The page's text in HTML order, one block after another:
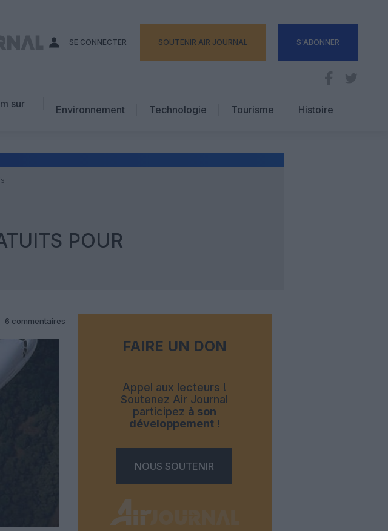
SE CONNECTER SOUTENIR AIR JOURNAL S'ABONNER
sur
Environnement Technologie
Tourisme
Hôtellerie
Histoire
POUR
6 commentaires
FAIRE UN DON
Appel aux lecteurs !
Soutenez Air Journal
participez à son
développement !
NOUS SOUTENIR